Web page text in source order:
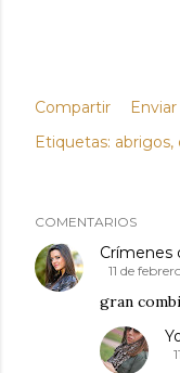
Compartir
Etiquetas: abrigos
COMENTARIOS
Crímenes
11 de
gran